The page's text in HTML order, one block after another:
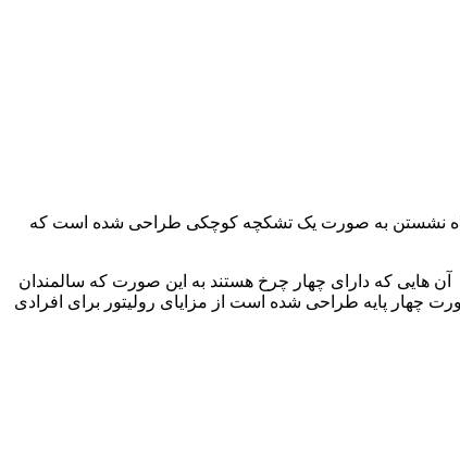
نشستن به صورت یک تشکچه کوچکی طراحی شده است که
آن هایی که دارای چهار چرخ هستند به این صورت که سالمندان
چهار پایه طراحی شده است از مزایای رولیتور برای افرادی